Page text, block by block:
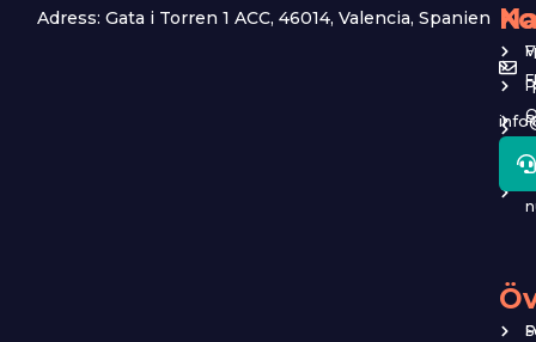
Adress: Gata i Torren 1 ACC, 46014, Valencia, Spanien